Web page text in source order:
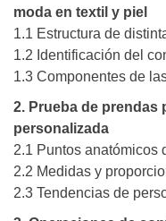
moda en textil y piel
1.1 Estructura de
1.2 Identificación del
1.3 Componentes de
2. Prueba de prendas
personalizada
2.1 Puntos anatómicos
2.2 Medidas y
2.3 Tendencias de